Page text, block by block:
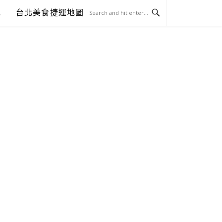
台北美食捷運地圖